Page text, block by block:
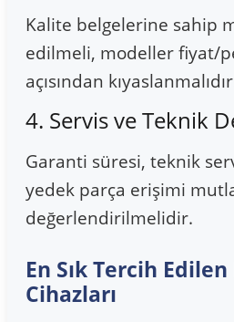
Kalite belgelerine sahip
edilmeli, modeller fiyat/
açısından
4. Servis ve Teknik
Garanti süresi, teknik
yedek parça erişimi
değerlendirilmelidir.
En Sık Tercih
Cihazları